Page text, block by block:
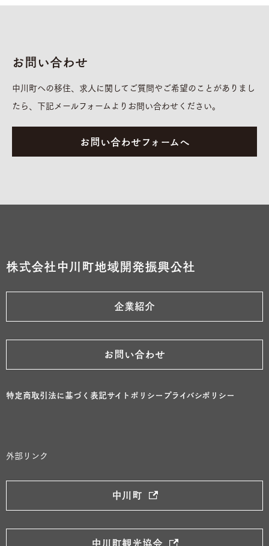
お問い合わせ
中川町への移住、求人に関してご質問やご希望のことがありまし
たら、下記メールフォームよりお問い合わせください。
お問い合わせフォームへ
株式会社中川町地域開発振興公社
企業紹介
お問い合わせ
特定商取引法に基づく表記サイトポリシー プライバシポリシー
外部リンク
中川町